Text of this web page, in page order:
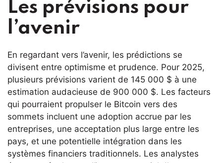
Les prévisions pour
l’avenir
En regardant vers l’avenir, les prédictions se
divisent entre optimisme et prudence. Pour 2025,
plusieurs prévisions varient de 145 000 $ à une
estimation audacieuse de 900 000 $. Les facteurs
qui pourraient propulser le Bitcoin vers des
sommets incluent une adoption accrue par les
entreprises, une acceptation plus large entre les
pays, et une potentielle intégration dans les
systèmes financiers traditionnels. Les analystes